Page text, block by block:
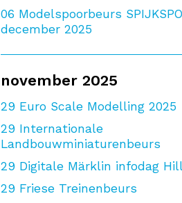
06 Modelspoorbeurs
december 2025
november 2025
29 Euro Scale Modelling 2025
29 Internationale
Landbouwminiaturenbeurs
29 Digitale Märklin infodag
29 Friese Treinenbeurs